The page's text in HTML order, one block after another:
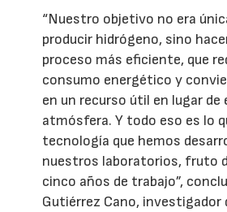
“Nuestro objetivo no era
producir hidrógeno, sino
proceso más eficiente, que
consumo energético y
en un recurso útil en lugar de
atmósfera. Y todo eso es lo
tecnología que hemos
nuestros laboratorios, fruto
cinco años de trabajo”,
Gutiérrez Cano,